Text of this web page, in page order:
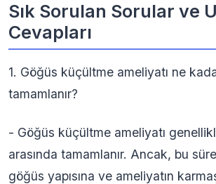
Sık Sorulan Sorular ve
Cevapları
1. Göğüs küçültme ameliyatı ne
tamamlanır?
- Göğüs küçültme ameliyatı
arasında tamamlanır. Ancak, bu
göğüs yapısına ve ameliyatın